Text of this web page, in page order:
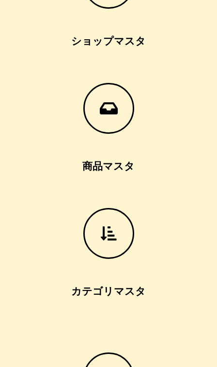
ショップマスタ
商品マスタ
カテゴリマスタ